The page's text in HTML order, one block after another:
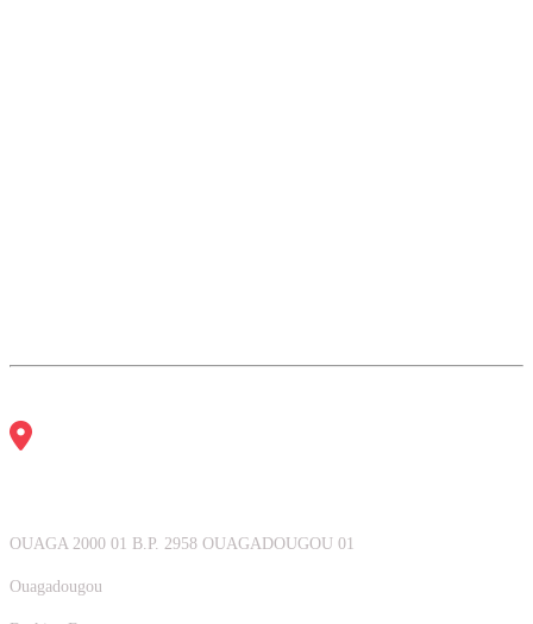
OUAGA 2000 01 B.P. 2958 OUAGADOUGOU 01
Ouagadougou